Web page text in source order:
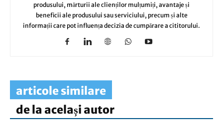
produsului, mărturii ale clienților mulțumiți, avantaje și
beneficii ale produsului sau serviciului, precum și alte
informații care pot influența decizia de cumpărare a cititorului.
articole similare
de la același autor